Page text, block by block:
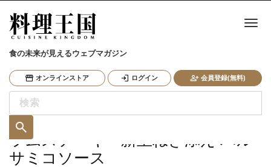
食の未来が見えるウェブマガジン
オンラインストア ログイン 会員登録(無料)
ナ
ラムステーキ 新玉ねぎ添え バル
サミコソース